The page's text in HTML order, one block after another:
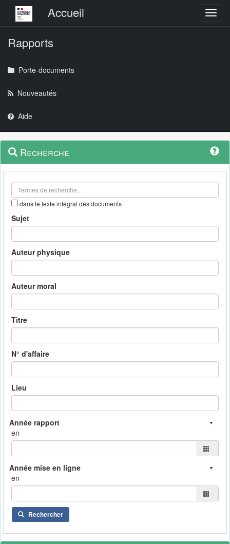
Menu principalAccueil
Rapports
Porte-documents
Nouveautés
Aide
Navigation
outils
Menu
contextuel
Recherche
dans le texte intégral des documents
Sujet
Auteur physique
Auteur moral
Titre
N° d'affaire
Lieu
en
en
Rechercher